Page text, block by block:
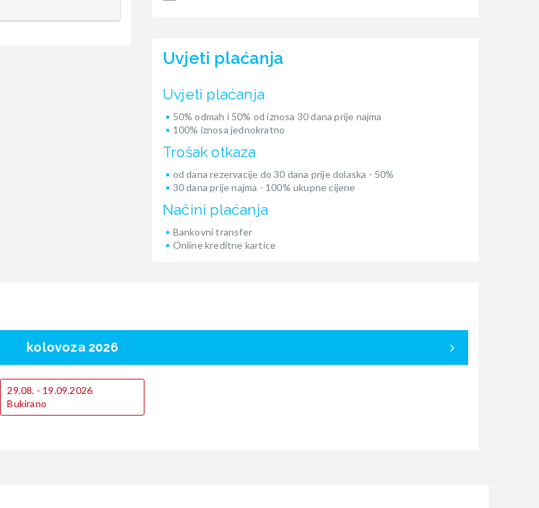
Uvjeti plaćanja
Uvjeti plaćanja
50% odmah i 50% od iznosa 30 dana prije najma
100% iznosa jednokratno
Trošak otkaza
od dana rezervacije do 30 dana prije dolaska - 50%
30 dana prije najma - 100% ukupne cijene
Načini plaćanja
Bankovni transfer
Online kreditne kartice
kolovoza 2026
29.08. - 19.09.2026
Bukirano